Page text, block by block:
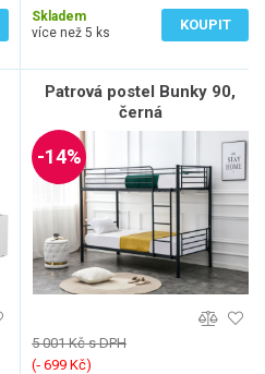
Skladem
více než 5 ks
KOUPIT
Patrová postel Bunky 90,
černá
-14%
5 001 Kč s DPH
(‐ 699 Kč)